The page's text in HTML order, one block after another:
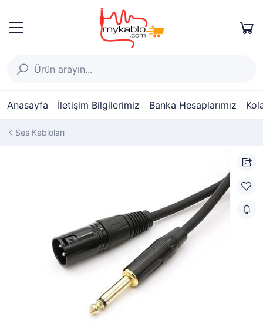
Anasayfa İletişim Bilgilerimiz Banka Hesaplarımız
Ses Kabloları